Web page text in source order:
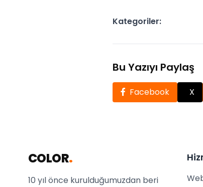
Kategoriler:
Bu Yazıyı Paylaş
Facebook X
COLOR.
10 yıl önce kurulduğumuzdan beri